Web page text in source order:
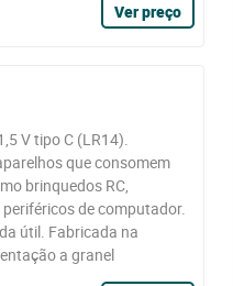
Ver preço
V tipo C (LR14).
que consomem
brinquedos RC,
de computador.
útil. Fabricada na
a granel